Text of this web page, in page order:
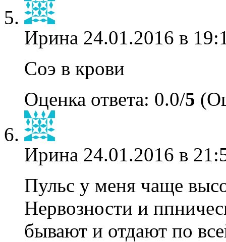
Ирина 24.01.2016 в
Соэ в крови
Оценка ответа: 0.0/5
Ирина 24.01.2016 в
Пульс у меня чаще
Нервозности и
бывают и отдают по